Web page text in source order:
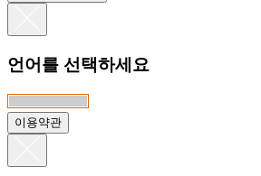
언어를 선택하세요
이용약관